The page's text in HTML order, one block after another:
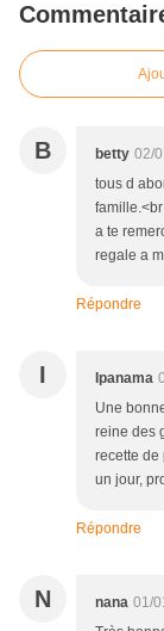
B betty 02/
tous d
a te
regale a
Répondre
I Ipanama
Une
reine des
recette de
un jour,
Répondre
N nana 01/